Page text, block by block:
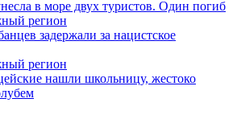
в море двух туристов. Один погиб
регион
задержали за нацистское
регион
нашли школьницу, жестоко